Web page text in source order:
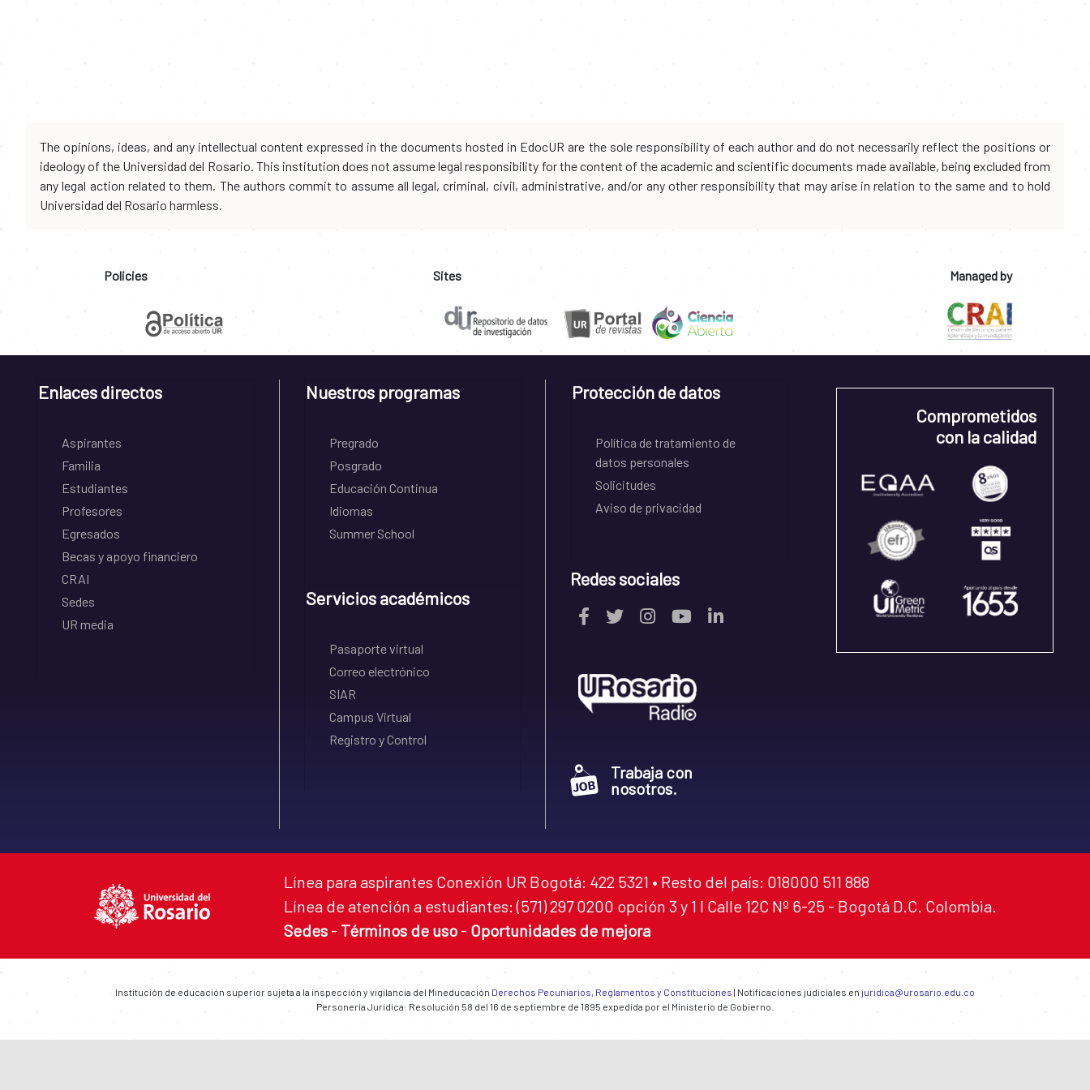
The opinions, ideas, and any intellectual content expressed in the documents hosted in EdocUR are the sole responsibility of each author and do not necessarily reflect the positions or
ideology of the Universidad del Rosario. This institution does not assume legal responsibility for the content of the academic and scientific documents made available, being excluded from
any legal action related to them. The authors commit to assume all legal, criminal, civil, administrative, and/or any other responsibility that may arise in relation to the same and to hold
Universidad del Rosario harmless.
Policies Sites Managed by
Enlaces directos
Aspirantes
Familia
Estudiantes
Profesores
Egresados
Becas y apoyo financiero
CRAI
Sedes
UR media
Nuestros programas
Pregrado
Posgrado
Educación Continua
Idiomas
Summer School
Servicios académicos
Pasaporte virtual
Correo electrónico
SIAR
Campus Virtual
Registro y Control
Protección de datos
Política de tratamiento de
datos personales
Solicitudes
Aviso de privacidad
Redes sociales
Trabaja con
nosotros.
Comprometidos
con la calidad
Línea para aspirantes Conexión UR Bogotá: 422 5321 • Resto del país: 018000 511 888
Línea de atención a estudiantes: (571) 297 0200 opción 3 y 1 I Calle 12C Nº 6-25 - Bogotá D.C. Colombia.
Sedes - Términos de uso - Oportunidades de mejora
Institución de educación superior sujeta a la inspección y vigilancia del Mineducación Derechos Pecuniarios, Reglamentos y Constituciones | Notificaciones judiciales en juridica@urosario.edu.co
Personería Jurídica: Resolución 58 del 16 de septiembre de 1895 expedida por el Ministerio de Gobierno.